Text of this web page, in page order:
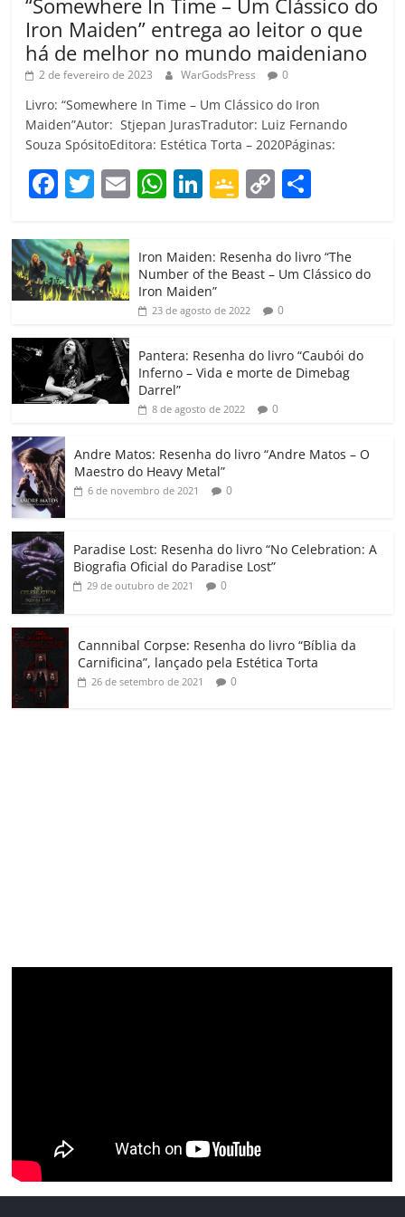
Iron Maiden” entrega ao leitor o que
há de melhor no mundo maideniano
2 de fevereiro de 2023 WarGodsPress 0
Livro: “Somewhere In Time – Um Clássico do Iron
Maiden”Autor: Stjepan JurasTradutor: Luiz Fernando
Souza SpósitoEditora: Estética Torta – 2020Páginas:
F
c
e
b
o
o
k
T
itt
er
E W
at
s
A
p
Li
e
dI
G
gl
e
Cl
a
ss
ro
o
C
p
y
Li
k
m
p
h
ar
Iron Maiden: Resenha do livro “The
Number of the Beast – Um Clássico do
Iron Maiden”
23 de agosto de 2022 0
Pantera: Resenha do livro “Caubói do
Inferno – Vida e morte de Dimebag
Darrel”
8 de agosto de 2022 0
Andre Matos: Resenha do livro “Andre Matos – O
Maestro do Heavy Metal”
6 de novembro de 2021 0
Paradise Lost: Resenha do livro “No Celebration: A
Biografia Oficial do Paradise Lost”
29 de outubro de 2021 0
Cannnibal Corpse: Resenha do livro “Bíblia da
Carnificina”, lançado pela Estética Torta
26 de setembro de 2021 0